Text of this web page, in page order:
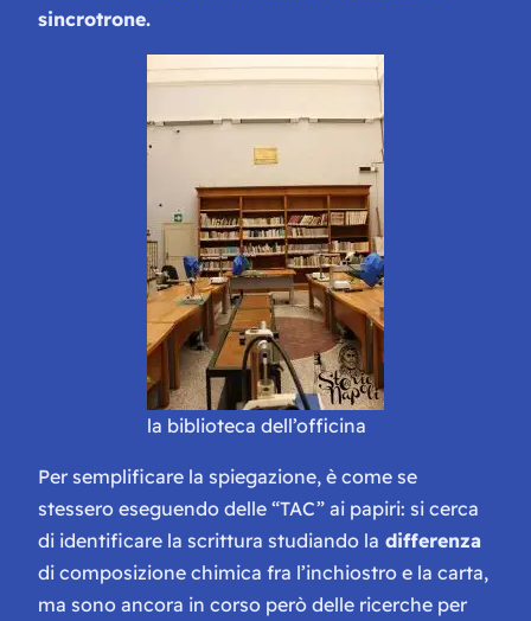
sincrotrone.
la biblioteca dell’officina
Per semplificare la spiegazione, è come se
stessero eseguendo delle “TAC” ai papiri: si cerca
di identificare la scrittura studiando la differenza
di composizione chimica fra l’inchiostro e la carta,
ma sono ancora in corso però delle ricerche per